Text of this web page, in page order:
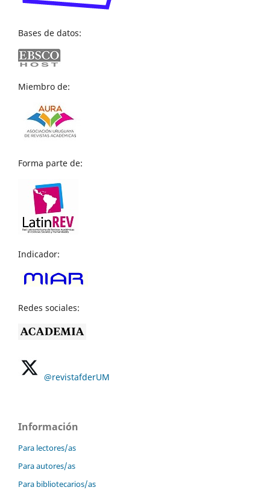
Bases de datos:
Miembro de:
Forma parte de:
Indicador:
Redes sociales:
@revistafderUM
Información
Para lectores/as
Para autores/as
Para bibliotecarios/as